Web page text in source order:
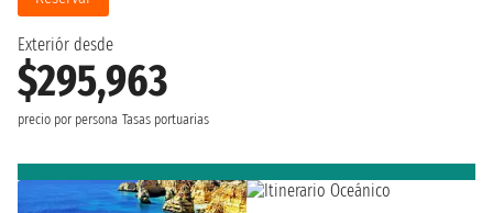
Exteriór desde
$295,963
precio por persona Tasas portuarias